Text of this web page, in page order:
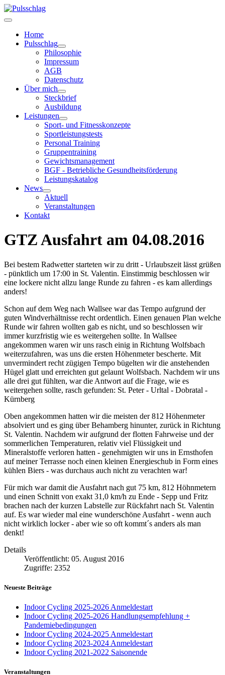
Home
Pulsschlag
Philosophie
Impressum
AGB
Datenschutz
Über mich
Steckbrief
Ausbildung
Leistungen
Sport- und Fitnesskonzepte
Sportleistungstests
Personal Training
Gruppentraining
Gewichtsmanagement
BGF - Betriebliche Gesundheitsförderung
Leistungskatalog
News
Aktuell
Veranstaltungen
Kontakt
GTZ Ausfahrt am 04.08.2016
Bei bestem Radwetter starteten wir zu dritt - Urlaubszeit lässt grüßen
- pünktlich um 17:00 in St. Valentin. Einstimmig beschlossen wir
eine lockere nicht allzu lange Runde zu fahren - es kam allerdings
anders!
Schon auf dem Weg nach Wallsee war das Tempo aufgrund der
guten Windverhältnisse recht ordentlich. Einen genauen Plan welche
Runde wir fahren wollten gab es nicht, und so beschlossen wir
immer kurzfristig wie es weitergehen sollte. In Wallsee
angekommen waren wir uns rasch einig in Richtung Wolfsbach
weiterzufahren, was uns die ersten Höhenmeter bescherte. Mit
unvermindert recht zügigen Tempo bügelten wir die anstehenden
Hügel glatt und erreichten gut gelaunt Wolfsbach. Nachdem wir uns
alle drei gut fühlten, war die Antwort auf die Frage, wie es
weitergehen sollte, rasch gefunden: St. Peter - Urltal - Dobratal -
Kürnberg
Oben angekommen hatten wir die meisten der 812 Höhenmeter
absolviert und es ging über Behamberg hinunter, zurück in Richtung
St. Valentin. Nachdem wir aufgrund der flotten Fahrweise und der
sommerlichen Temperaturen, relativ viel Flüssigkeit und
Mineralstoffe verloren hatten - genehmigten wir uns in Ernsthofen
auf meiner Terrasse noch einen kleinen Energieschub in Form eines
kühlen Biers - was durchaus auch nicht zu verachten war!
Für mich war damit die Ausfahrt nach gut 75 km, 812 Höhnmetern
und einen Schnitt von exakt 31,0 km/h zu Ende - Sepp und Fritz
brachen nach der kurzen Labstelle zur Rückfahrt nach St. Valentin
auf. Es war wieder mal eine wunderschöne Ausfahrt - wenn auch
nicht wirklich locker - aber wie so oft kommt´s anders als man
denkt!
Details
Veröffentlicht: 05. August 2016
Zugriffe: 2352
Neueste Beiträge
Indoor Cycling 2025-2026 Anmeldestart
Indoor Cycling 2025-2026 Handlungsempfehlung +
Pandemiebedingungen
Indoor Cycling 2024-2025 Anmeldestart
Indoor Cycling 2023-2024 Anmeldestart
Indoor Cycling 2021-2022 Saisonende
Veranstaltungen